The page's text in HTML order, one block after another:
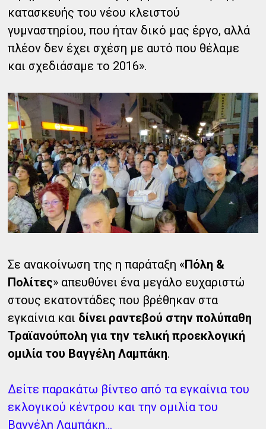
κατασκευής του νέου κλειστού
γυμναστηρίου, που ήταν δικό μας έργο, αλλά
πλέον δεν έχει σχέση με αυτό που θέλαμε
και σχεδιάσαμε το 2016».
Σε ανακοίνωση της η παράταξη «Πόλη &
Πολίτες» απευθύνει ένα μεγάλο ευχαριστώ
στους εκατοντάδες που βρέθηκαν στα
εγκαίνια και δίνει ραντεβού στην πολύπαθη
Τραϊανούπολη για την τελική προεκλογική
ομιλία του Βαγγέλη Λαμπάκη.
Δείτε παρακάτω βίντεο από τα εγκαίνια του
εκλογικού κέντρου και την ομιλία του
Βαγγέλη Λαμπάκη...